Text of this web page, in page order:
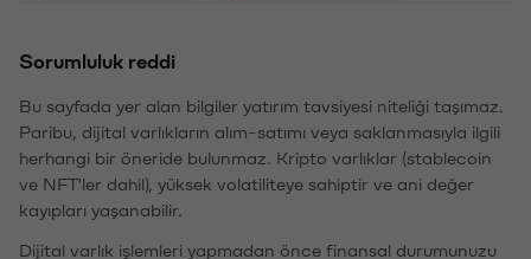
Sorumluluk reddi
Bu sayfada yer alan bilgiler yatırım tavsiyesi niteliği taşımaz.
Paribu, dijital varlıkların alım-satımı veya saklanmasıyla ilgili
herhangi bir öneride bulunmaz. Kripto varlıklar (stablecoin
ve NFT'ler dahil), yüksek volatiliteye sahiptir ve ani değer
kayıpları yaşanabilir.
Dijital varlık işlemleri yapmadan önce finansal durumunuzu